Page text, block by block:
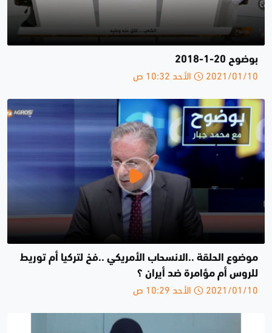
بوضوح 20-1-2018
2021/01/10 الأحد 10:32 ص
موضوع الحلقة ..الانسحاب الأمريكي ..فخ لتركيا أم توريط
للروس أم مؤامرة ضد أيران ؟
2021/01/10 الأحد 10:29 ص